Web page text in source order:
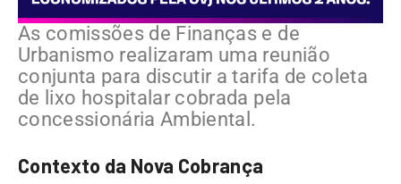
As comissões de Finanças e de
Urbanismo realizaram uma reunião
conjunta para discutir a tarifa de coleta
de lixo hospitalar cobrada pela
concessionária Ambiental.
Contexto da Nova Cobrança